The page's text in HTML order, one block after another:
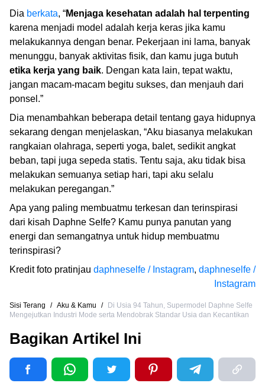
Dia berkata, “Menjaga kesehatan adalah hal terpenting
karena menjadi model adalah kerja keras jika kamu
melakukannya dengan benar. Pekerjaan ini lama, banyak
menunggu, banyak aktivitas fisik, dan kamu juga butuh
etika kerja yang baik. Dengan kata lain, tepat waktu,
jangan macam-macam begitu sukses, dan menjauh dari
ponsel.”
Dia menambahkan beberapa detail tentang gaya hidupnya
sekarang dengan menjelaskan, “Aku biasanya melakukan
rangkaian olahraga, seperti yoga, balet, sedikit angkat
beban, tapi juga sepeda statis. Tentu saja, aku tidak bisa
melakukan semuanya setiap hari, tapi aku selalu
melakukan peregangan.”
Apa yang paling membuatmu terkesan dan terinspirasi
dari kisah Daphne Selfe? Kamu punya panutan yang
energi dan semangatnya untuk hidup membuatmu
terinspirasi?
Kredit foto pratinjau daphneselfe / Instagram, daphneselfe /
Instagram
Sisi Terang / Aku & Kamu /
Di Usia 94 Tahun, Supermodel Daphne Selfe
Mengejutkan Industri Mode serta Mendobrak Standar Usia dan Kecantikan
Bagikan Artikel Ini